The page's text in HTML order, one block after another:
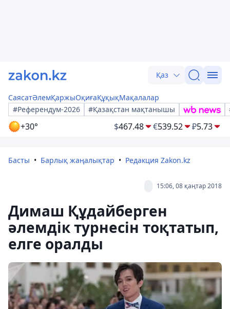
Қаз
СаясатӘлемҚаржыОқиғаҚұқықМақалалар
#Референдум-2026
#Қазақстан мақтанышы
+30° $467.48 €539.52 ₽5.73
Басты Барлық жаңалықтар Редакция Zakon.kz
15:06, 08 қаңтар 2018
Димаш Құдайберген
әлемдік турнесін тоқтатып,
елге оралды